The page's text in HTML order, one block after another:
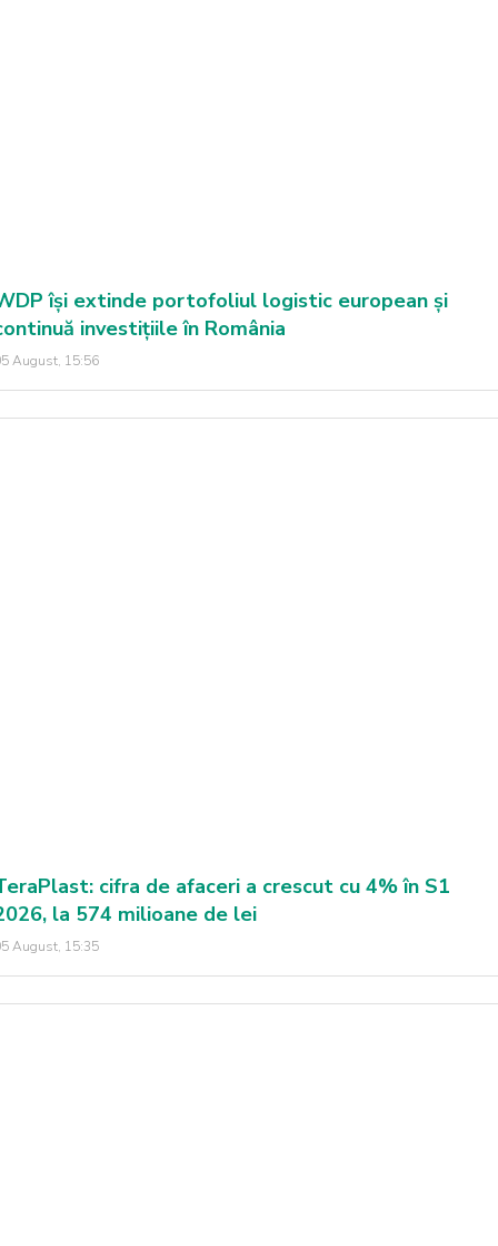
își extinde portofoliul logistic european și
investițiile în România
August, 15:56
cifra de afaceri a crescut cu 4% în S1
la 574 milioane de lei
August, 15:35